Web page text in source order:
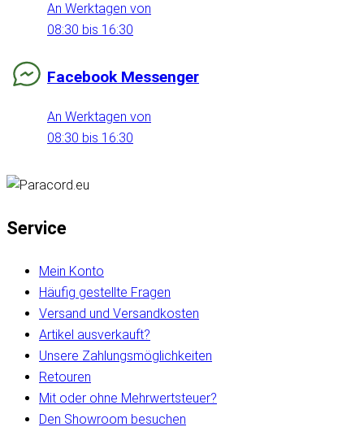
An Werktagen von
08:30 bis 16:30
Facebook Messenger
An Werktagen von
08:30 bis 16:30
Service
Mein Konto
Häufig gestellte Fragen
Versand und Versandkosten
Artikel ausverkauft?
Unsere Zahlungsmöglichkeiten
Retouren
Mit oder ohne Mehrwertsteuer?
Den Showroom besuchen